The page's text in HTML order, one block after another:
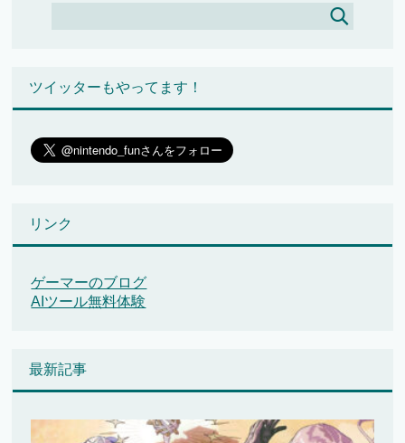
ツイッターもやってます！
リンク
ゲーマーのブログ
AIツール無料体験
最新記事